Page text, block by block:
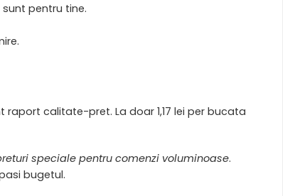
pentru tine.
calitate-pret. La doar 1,17 lei per bucata
speciale pentru comenzi voluminoase.
bugetul.